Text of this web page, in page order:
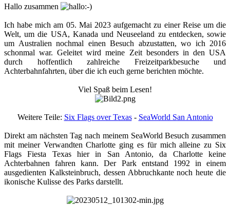
Hallo zusammen
Ich habe mich am 05. Mai 2023 aufgemacht zu einer Reise um die
Welt, um die USA, Kanada und Neuseeland zu entdecken, sowie
um Australien nochmal einen Besuch abzustatten, wo ich 2016
schonmal war. Geleitet wird meine Zeit besonders in den USA
durch hoffentlich zahlreiche Freizeitparkbesuche und
Achterbahnfahrten, über die ich euch gerne berichten möchte.​
Viel Spaß beim Lesen!
Weitere Teile: Six Flags over Texas- SeaWorld San Antonio
Direkt am nächsten Tag nach meinem SeaWorld Besuch zusammen
mit meiner Verwandten Charlotte ging es für mich alleine zu Six
Flags Fiesta Texas hier in San Antonio, da Charlotte keine
Achterbahnen fahren kann. Der Park entstand 1992 in einem
ausgedienten Kalksteinbruch, dessen Abbruchkante noch heute die
ikonische Kulisse des Parks darstellt.​